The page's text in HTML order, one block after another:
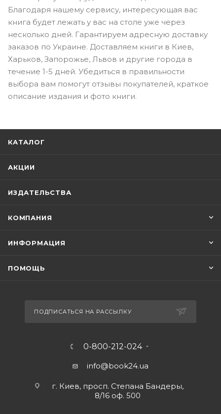
Благодаря нашему сервису, интересующая вас
книга будет лежать у вас на столе уже через
несколько дней. Гарантируем адресную доставку
заказов по Украине. Доставляем книги в Киев,
Харьков, Запорожье, Львов и другие города в
течение 1-5 дней. Убедиться в правильности
выбора вам помогут отзывы покупателей, краткое
описание издания и фото книги.
КАТАЛОГ
АКЦИИ
ИЗДАТЕЛЬСТВА
КОМПАНИЯ
ИНФОРМАЦИЯ
ПОМОЩЬ
ПОДПИСАТЬСЯ НА РАССЫЛКУ
0-800-212-024
info@book24.ua
г. Киев, просп. Степана Бандеры,
8/16 оф. 500